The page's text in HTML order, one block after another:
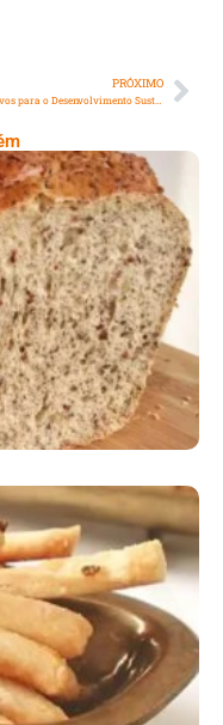
PRÓXIMO
Os Objetivos para o Desenvolvimento Sustentável da ONU (Parte 2)
Carb
Cebola E Salsa